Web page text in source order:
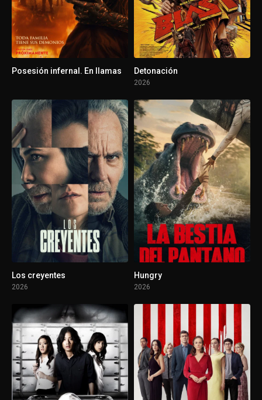
Posesión infernal. En llamas Detonación
2026
Los creyentes
2026
Hungry
2026